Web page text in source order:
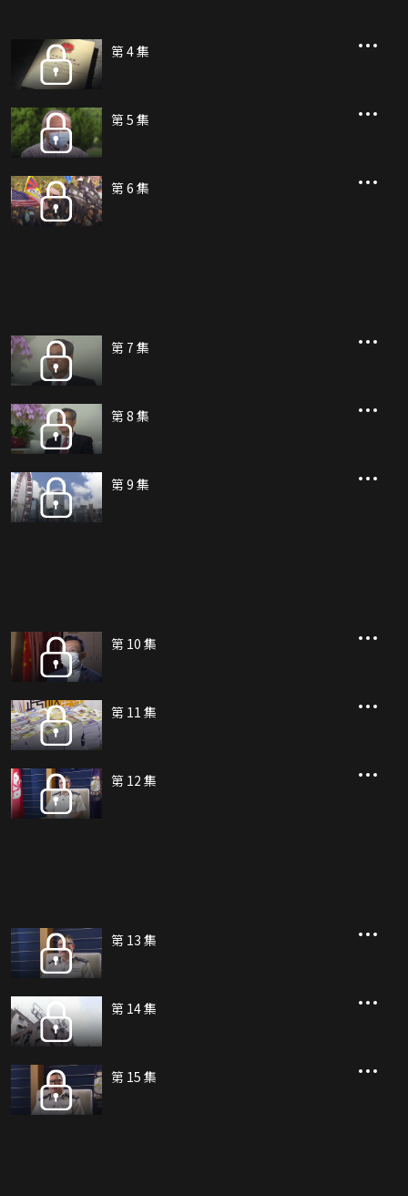
第 4 集
第 5 集
第 6 集
第 7 集
第 8 集
第 9 集
第 10 集
第 11 集
第 12 集
第 13 集
第 14 集
第 15 集